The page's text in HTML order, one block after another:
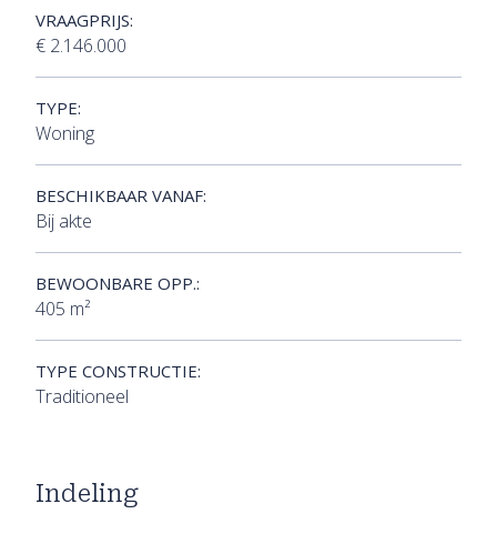
VRAAGPRIJS:
€ 2.146.000
TYPE:
Woning
BESCHIKBAAR VANAF:
Bij akte
BEWOONBARE OPP.:
405 m²
TYPE CONSTRUCTIE:
Traditioneel
Indeling